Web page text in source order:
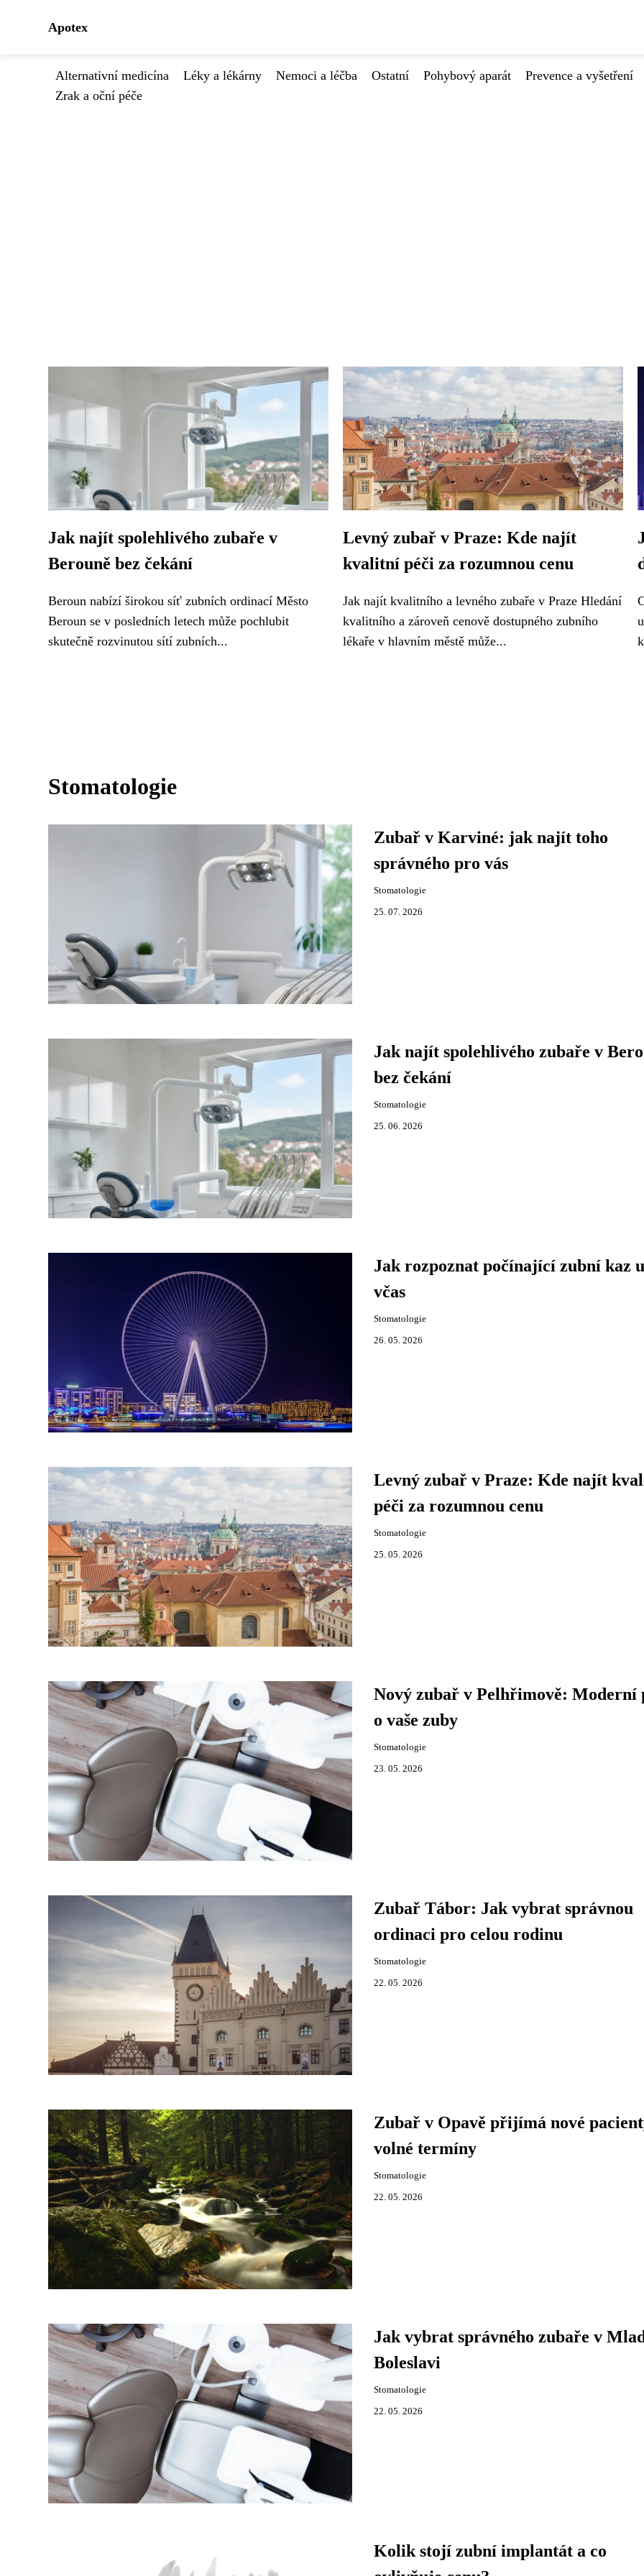
Apotex
Alternativní medicína Léky a lékárny Nemoci a léčba Ostatní Pohybový aparát
Prevence a vyšetření
Zrak a oční péče
Jak najít spolehlivého zubaře v
Berouně bez čekání
Beroun nabízí širokou síť zubních ordinací Město
Beroun se v posledních letech může pochlubit
skutečně rozvinutou sítí zubních...
Levný zubař v Praze: Kde najít
kvalitní péči za rozumnou cenu
Jak najít kvalitního a levného zubaře v Praze Hledání
kvalitního a zároveň cenově dostupného zubního
lékaře v hlavním městě může...
Stomatologie
Zubař v Karviné: jak najít toho
správného pro vás
Stomatologie
25. 07. 2026
Jak najít spolehlivého zubaře v
bez čekání
Stomatologie
25. 06. 2026
Jak rozpoznat počínající zubní kaz
včas
Stomatologie
26. 05. 2026
Levný zubař v Praze: Kde najít
péči za rozumnou cenu
Stomatologie
25. 05. 2026
Nový zubař v Pelhřimově: Moderní
o vaše zuby
Stomatologie
23. 05. 2026
Zubař Tábor: Jak vybrat správnou
ordinaci pro celou rodinu
Stomatologie
22. 05. 2026
Zubař v Opavě přijímá nové
volné termíny
Stomatologie
22. 05. 2026
Jak vybrat správného zubaře v
Boleslavi
Stomatologie
22. 05. 2026
Kolik stojí zubní implantát a co